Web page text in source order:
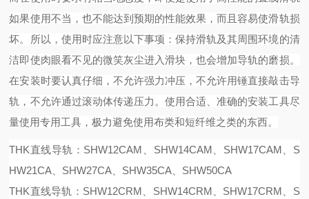
如果使用不当，也不能达到预期的性能效果，而且容易使滑轨损
坏。所以，使用时应注意以下事项：保持滑轨及其周围环境的清
洁即使肉眼看不见的微笑灰尘进入滑块，也会增加导轨的磨损。
在安装时要认真仔细，不允许强力冲压，不允许用锤直接敲击导
轨，不允许通过滚动体传递压力。使用合适、准确的安装工具尽
量使用专用工具，极力避免使用布类和短纤维之类的东西。
THK直线导轨：SHW12CAM、SHW14CAM、SHW17CAM、S
HW21CA、SHW27CA、SHW35CA、SHW50CA
THK直线导轨：SHW12CRM、SHW14CRM、SHW17CRM、S